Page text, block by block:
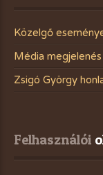
Közelgő
Média megjelenés
Zsigó György
Felhasználói